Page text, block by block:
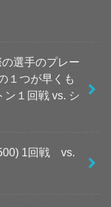
の選手のプレー
１つが早くも
ン１回戦 vs. シ
1回戦 vs.